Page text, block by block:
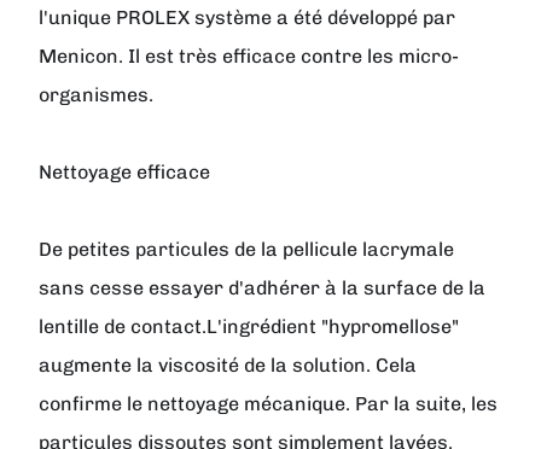
l'unique PROLEX système a été développé par
Menicon. Il est très efficace contre les micro-
organismes.
Nettoyage efficace
De petites particules de la pellicule lacrymale
sans cesse essayer d'adhérer à la surface de la
lentille de contact.L'ingrédient "hypromellose"
augmente la viscosité de la solution. Cela
confirme le nettoyage mécanique. Par la suite, les
particules dissoutes sont simplement lavées.